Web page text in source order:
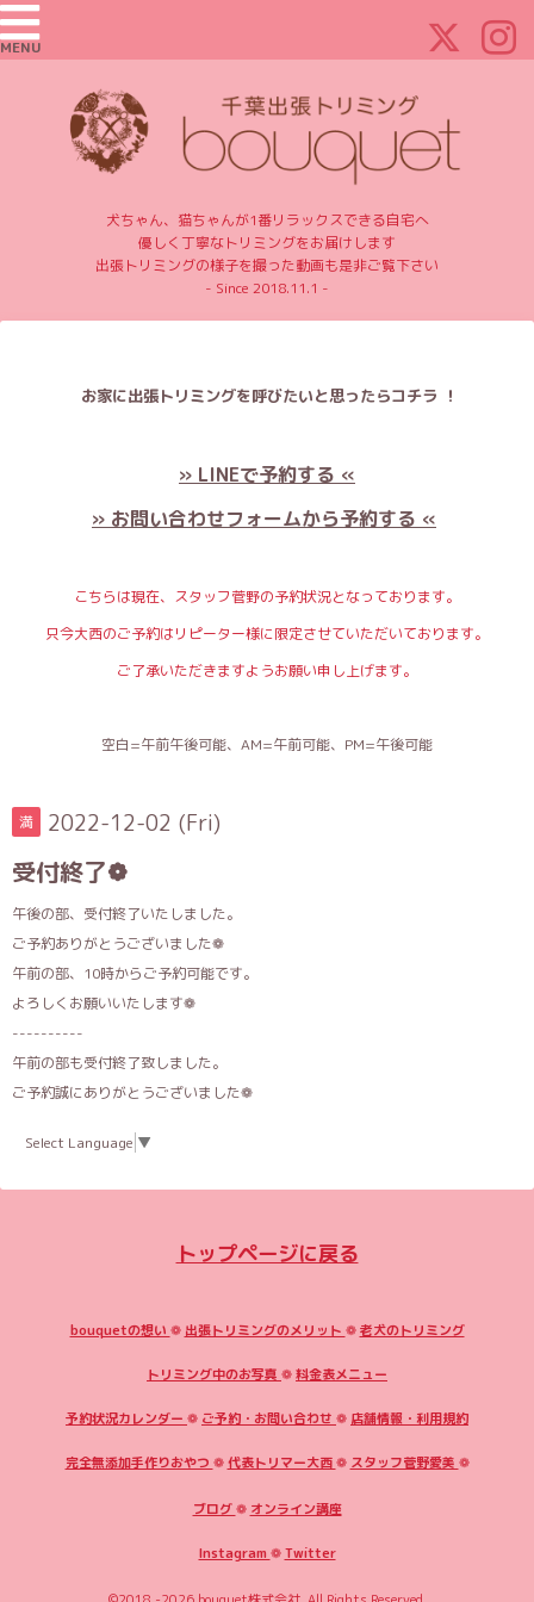
MENU
犬ちゃん、猫ちゃんが1番リラックスできる自宅へ
優しく丁寧なトリミングをお届けします
出張トリミングの様子を撮った動画も是非ご覧下さい
- Since 2018.11.1 -
お家に出張トリミングを呼びたいと思ったらコチラ ！
» LINEで予約する «
» お問い合わせフォームから予約する «
こちらは現在、スタッフ菅野の予約状況となっております。
只今大西のご予約はリピーター様に限定させていただいております。
ご了承いただきますようお願い申し上げます。
空白=午前午後可能、AM=午前可能、PM=午後可能
満 2022-12-02 (Fri)
受付終了❁
午後の部、受付終了いたしました。
ご予約ありがとうございました❁
午前の部、10時からご予約可能です。
よろしくお願いいたします❁
----------
午前の部も受付終了致しました。
ご予約誠にありがとうございました❁︎
Select Language ▼
トップページに戻る
bouquetの想い ❁ 出張トリミングのメリット ❁老犬のトリミング
トリミング中のお写真 ❁料金表メニュー
予約状況カレンダー ❁ ご予約・お問い合わせ ❁ 店舗情報・利用規約
完全無添加手作りおやつ ❁代表トリマー大西❁ スタッフ菅野愛美 ❁
ブログ❁ オンライン講座
Instagram ❁Twitter